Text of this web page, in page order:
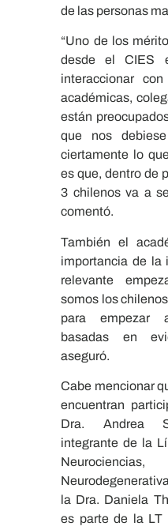
de las personas
“Uno de los
desde el CIES
interaccionar
académicas,
están
que nos
ciertamente lo
es que, dentro de
3 chilenos va a
comentó.
También el
importancia de la
relevante
somos los
para empezar
basadas en
aseguró.
Cabe mencionar
encuentran
Dra. Andrea
integrante de la
la Dra. Daniela
es parte de la LT